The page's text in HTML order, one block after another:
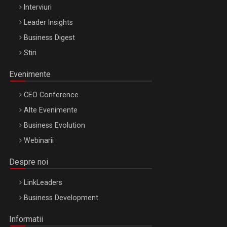
Interviuri
Leader Insights
Business Digest
Stiri
Evenimente
CEO Conference
Alte Evenimente
Business Evolution
Webinarii
Despre noi
LinkLeaders
Business Development
Informatii